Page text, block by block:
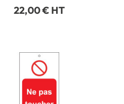
22,00 € HT